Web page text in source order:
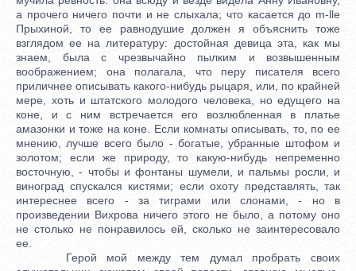
а прочего ничего почти и не слыхала; что касается до m-lle
Прыхиной, то ее равнодушие должен я объяснить тоже
взглядом ее на литературу: достойная девица эта, как мы
знаем, была с чрезвычайно пылким и возвышенным
воображением; она полагала, что перу писателя всего
приличнее описывать какого-нибудь рыцаря, или, по крайней
мере, хоть и штатского молодого человека, но едущего на
коне, и с ним встречается его возлюбленная в платье
амазонки и тоже на коне. Если комнаты описывать, то, по ее
мнению, лучше всего было - богатые, убранные штофом и
золотом; если же природу, то какую-нибудь непременно
восточную, - чтобы и фонтаны шумели, и пальмы росли, и
виноград спускался кистями; если охоту представлять, так
интереснее всего - за тиграми или слонами, - но в
произведении Вихрова ничего этого не было, а потому оно
не столько не понравилось ей, сколько не заинтересовало
ее.
Герой мой между тем думал пробрать своих